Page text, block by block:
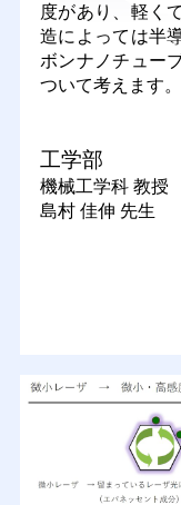
度があり、軽く
造によっては半
ボンナノチュー
ついて考えます。
工学部
機械工学科 教授
島村 佳伸 先生